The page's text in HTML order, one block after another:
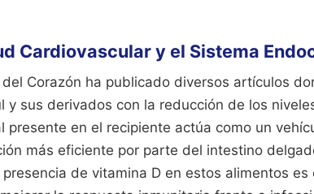
Cardiovascular y el Sistema
Corazón ha publicado diversos artículos
y sus derivados con la reducción de los
presente en el recipiente actúa como un
más eficiente por parte del intestino
de vitamina D en estos alimentos es